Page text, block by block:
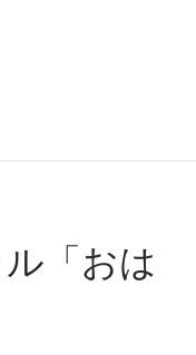
「おは